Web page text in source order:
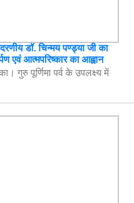
डॉ. चिन्मय पण्ड्या जी का
एवं आत्मपरिष्कार का आह्वान
गुरु पूर्णिमा पर्व के उपलक्ष्य में